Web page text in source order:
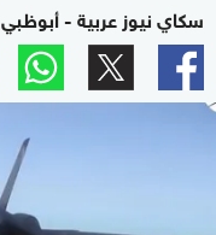
سكاي نيوز عربية - أبوظبي